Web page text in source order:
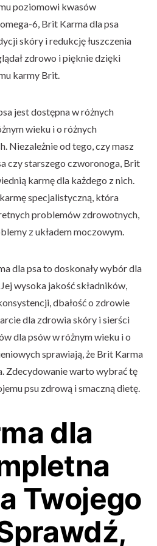
poziomowi kwasów
6, Brit Karma dla psa
skóry i redukcję łuszczenia
zdrowo i pięknie dzięki
karmy Brit.
jest dostępna w różnych
wieku i o różnych
Niezależnie od tego, czy masz
czy starszego czworonoga, Brit
karmę dla każdego z nich.
specjalistyczną, która
problemów zdrowotnych,
z układem moczowym.
dla psa to doskonały wybór dla
wysoka jakość składników,
dbałość o zdrowie
dla zdrowia skóry i sierści
dla psów w różnym wieku i o
sprawiają, że Brit Karma
Zdecydowanie warto wybrać tę
psu zdrową i smaczną dietę.
dla
Twojego